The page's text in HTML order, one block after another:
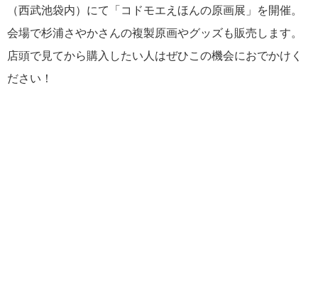
（西武池袋内）にて「コドモエえほんの原画展」を開催。
会場で杉浦さやかさんの複製原画やグッズも販売します。
店頭で見てから購入したい人はぜひこの機会におでかけく
ださい！